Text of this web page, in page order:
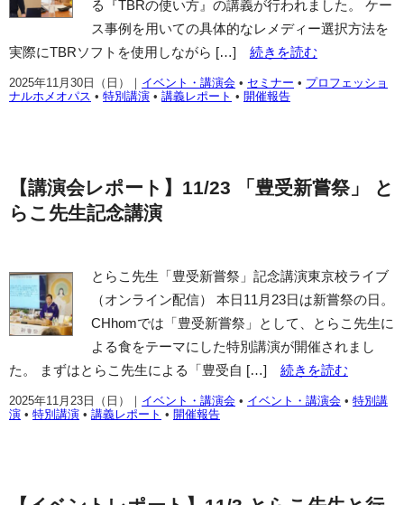
る『TBRの使い方』の講義が行われました。 ケー
ス事例を用いての具体的なレメディー選択方法を
実際にTBRソフトを使用しながら […]
続きを読む
2025年11月30日（日） ｜ イベント・講演会 • セミナー • プロフェッショ
ナルホメオパス • 特別講演 • 講義レポート • 開催報告
【講演会レポート】11/23 「豊受新嘗祭」 と
らこ先生記念講演
とらこ先生「豊受新嘗祭」記念講演東京校ライブ
（オンライン配信） 本日11月23日は新嘗祭の日。
CHhomでは「豊受新嘗祭」として、とらこ先生に
よる食をテーマにした特別講演が開催されまし
た。 まずはとらこ先生による「豊受自 […]
続きを読む
2025年11月23日（日） ｜ イベント・講演会 • イベント・講演会 • 特別講
演 • 特別講演 • 講義レポート • 開催報告